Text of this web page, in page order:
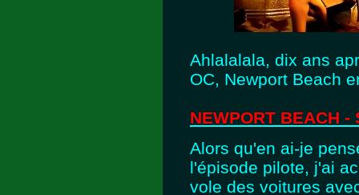
Ahlalalala, dix ans
OC, Newport Beach
NEWPORT BEACH
Alors qu'en ai-je
l'épisode pilote, j'ai
vole des voitures